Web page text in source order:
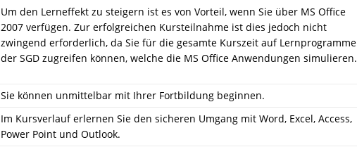
Um den Lerneffekt zu steigern ist es von Vorteil, wenn Sie über MS Office
2007 verfügen. Zur erfolgreichen Kursteilnahme ist dies jedoch nicht
zwingend erforderlich, da Sie für die gesamte Kurszeit auf Lernprogramme
der SGD zugreifen können, welche die MS Office Anwendungen simulieren.
Sie können unmittelbar mit Ihrer Fortbildung beginnen.
Im Kursverlauf erlernen Sie den sicheren Umgang mit Word, Excel, Access,
Power Point und Outlook.